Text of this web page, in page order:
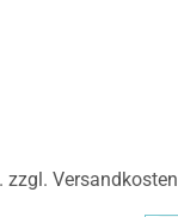
zzgl. Versandkosten